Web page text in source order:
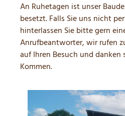
An Ruhetagen ist unser
besetzt. Falls Sie uns nicht
hinterlassen Sie bitte gern
Anrufbeantworter, wir rufen
auf Ihren Besuch und danken
Kommen.